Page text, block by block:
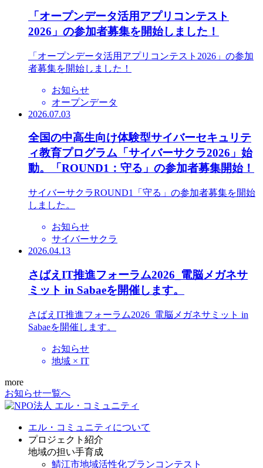
「オープンデータ活用アプリコンテスト
2026」の参加者募集を開始しました！
「オープンデータ活用アプリコンテスト2026」の参加
者募集を開始しました！
お知らせ
オープンデータ
2026.07.03
全国の中高生向け体験型サイバーセキュリテ
ィ教育プログラム「サイバーサクラ2026」始
動。「ROUND1：守る」の参加者募集開始！
サイバーサクラROUND1「守る」の参加者募集を開始
しました。
お知らせ
サイバーサクラ
2026.04.13
さばえIT推進フォーラム2026_電脳メガネサ
ミット in Sabaeを開催します。
さばえIT推進フォーラム2026_電脳メガネサミット in
Sabaeを開催します。
お知らせ
地域 × IT
more
お知らせ一覧へ
エル・コミュニティについて
プロジェクト紹介
地域の担い手育成
鯖江市地域活性化プランコンテスト